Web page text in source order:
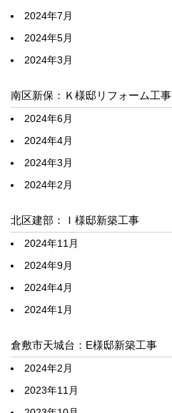
2024年7月
2024年5月
2024年3月
南区新保：Ｋ様邸リフォーム工事
2024年6月
2024年4月
2024年3月
2024年2月
北区建部：Ｉ様邸新築工事
2024年11月
2024年9月
2024年4月
2024年1月
倉敷市天城台：E様邸新築工事
2024年2月
2023年11月